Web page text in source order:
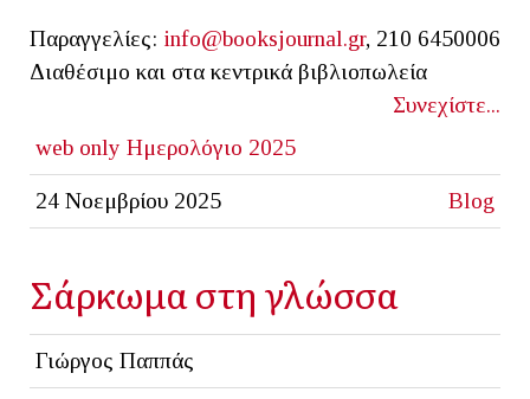
Παραγγελίες: info@booksjournal.gr, 210 6450006
Διαθέσιμο και στα κεντρικά βιβλιοπωλεία
Συνεχίστε...
web only Ημερολόγιο 2025
24 Νοεμβρίου 2025 Blog
Σάρκωμα στη γλώσσα
Γιώργος Παππάς